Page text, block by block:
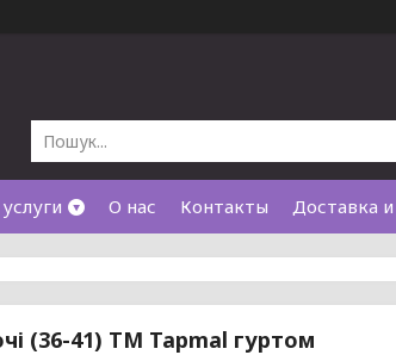
О нас Контакты Доставка
(36-41) ТМ Tapmal гуртом